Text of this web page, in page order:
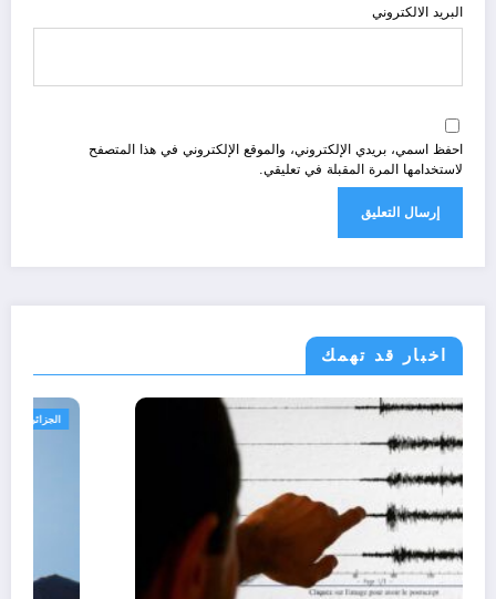
البريد الالكتروني
احفظ اسمي، بريدي الإلكتروني، والموقع الإلكتروني في هذا المتصفح
لاستخدامها المرة المقبلة في تعليقي.
اخبار قد تهمك
الجزائر الحدث